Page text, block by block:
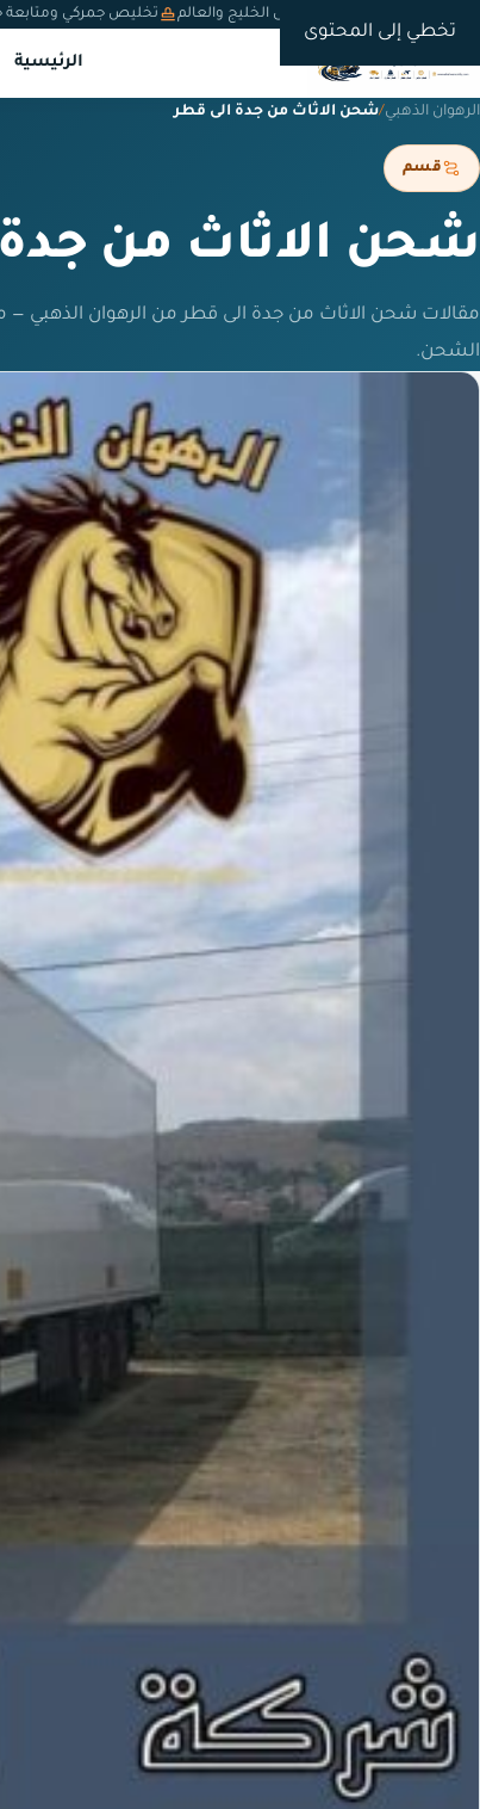
تخطي إلى المحتوى
شحن دولي من السعودية إلى الخليج والعالم تخليص جمركي ومتابعة
الرئيسية
الرهوان الذهبي/شحن الاثاث من جدة الى قطر
قسم
شحن الاثاث من
مقالات شحن الاثاث من جدة الى قطر من الرهوان الذهبي
الشحن.